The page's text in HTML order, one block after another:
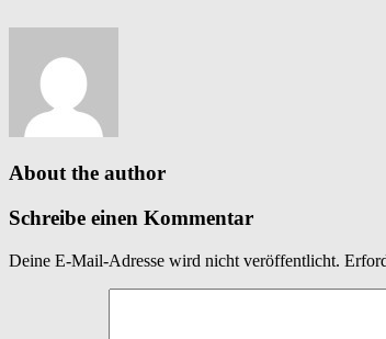
About the author
Schreibe einen Kommentar
Deine E-Mail-Adresse wird nicht veröffentlicht.